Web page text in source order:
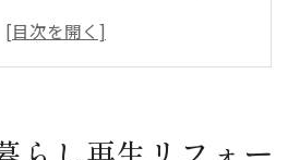
史を生かすリフォームのコツ